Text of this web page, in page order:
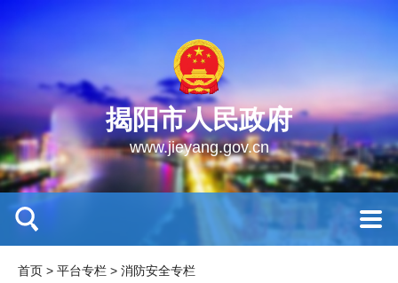
揭阳市人民政府
www.jieyang.gov.cn
首页 > 平台专栏 > 消防安全专栏